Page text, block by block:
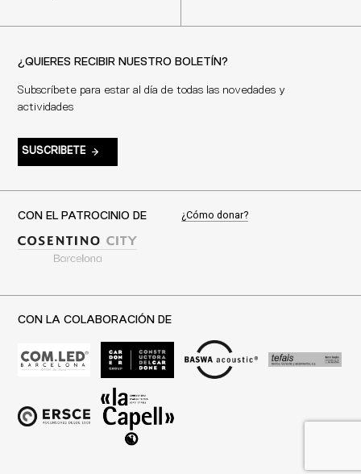
¿QUIERES RECIBIR NUESTRO BOLETÍN?
Subscríbete para estar al día de todas las novedades y
actividades
SUSCRIBETE
CON EL PATROCINIO DE ¿Cómo donar?
CON LA COLABORACIÓN DE